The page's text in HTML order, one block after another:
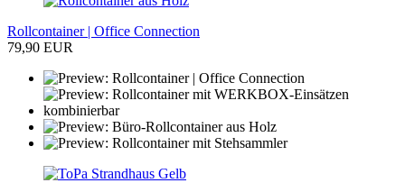
Rollcontainer | Office Connection
79,90 EUR